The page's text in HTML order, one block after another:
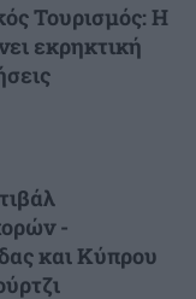
Τουρισμός: Η
εκρηκτική
-
και Κύπρου